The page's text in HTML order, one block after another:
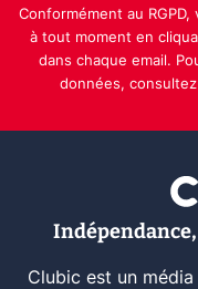
Conformément au
à tout moment en
dans chaque email.
données,
Clubic est un